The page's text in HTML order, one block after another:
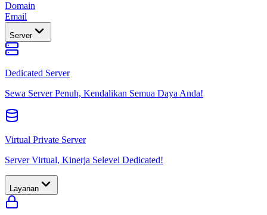
Domain
Email
Server
Dedicated Server
Sewa Server Penuh, Kendalikan Semua Daya Anda!
Virtual Private Server
Server Virtual, Kinerja Selevel Dedicated!
Layanan